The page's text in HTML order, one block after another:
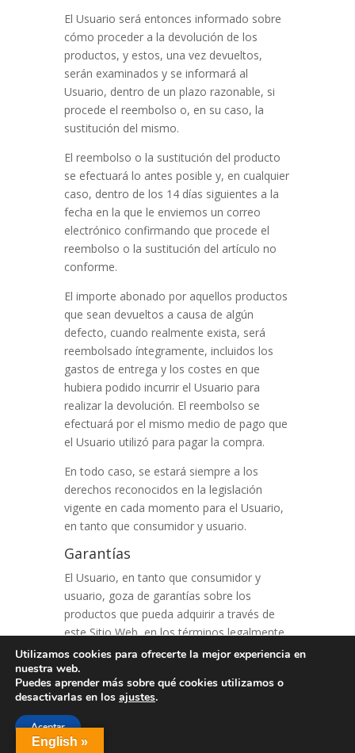
El Usuario será entonces informado sobre
cómo proceder a la devolución de los
productos, y estos, una vez devueltos,
serán examinados y se informará al
Usuario, dentro de un plazo razonable, si
procede el reembolso o, en su caso, la
sustitución del mismo.
El reembolso o la sustitución del producto
se efectuará lo antes posible y, en cualquier
caso, dentro de los 14 días siguientes a la
fecha en la que le enviemos un correo
electrónico confirmando que procede el
reembolso o la sustitución del artículo no
conforme.
El importe abonado por aquellos productos
que sean devueltos a causa de algún
defecto, cuando realmente exista, será
reembolsado íntegramente, incluidos los
gastos de entrega y los costes en que
hubiera podido incurrir el Usuario para
realizar la devolución. El reembolso se
efectuará por el mismo medio de pago que
el Usuario utilizó para pagar la compra.
En todo caso, se estará siempre a los
derechos reconocidos en la legislación
vigente en cada momento para el Usuario,
en tanto que consumidor y usuario.
Garantías
El Usuario, en tanto que consumidor y
usuario, goza de garantías sobre los
productos que pueda adquirir a través de
este Sitio Web, en los términos legalmente
establecidos para cada tipo de producto,
respondiendo
por tanto, por la falta de conformidad de
los mismos que se manifieste en un plazo
de tres años desde la entrega del producto.
English »
Utilizamos cookies para ofrecerte la mejor experiencia en
nuestra web.
Puedes aprender más sobre qué cookies utilizamos o
desactivarlas en los ajustes.
Aceptar